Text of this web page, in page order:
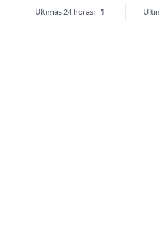
Ultimas 24 horas: 1